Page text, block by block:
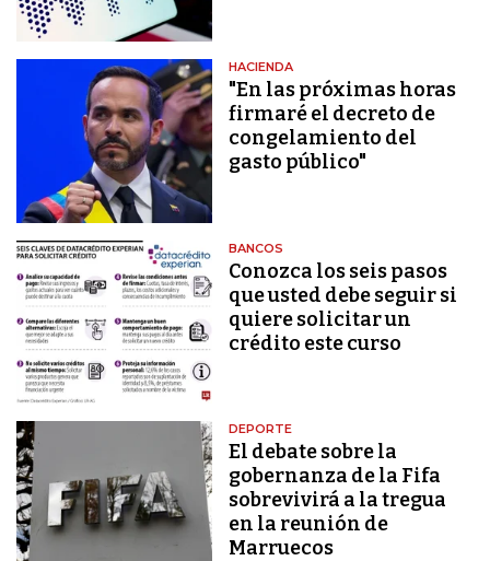
HACIENDA
"En las próximas horas
firmaré el decreto de
congelamiento del
gasto público"
BANCOS
Conozca los seis pasos
que usted debe seguir si
quiere solicitar un
crédito este curso
DEPORTE
El debate sobre la
gobernanza de la Fifa
sobrevivirá a la tregua
en la reunión de
Marruecos